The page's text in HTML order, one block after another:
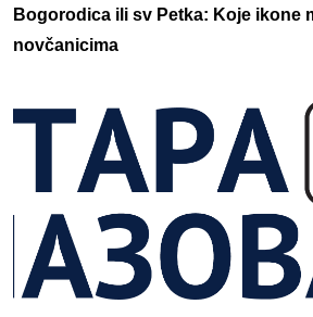
Bogorodica ili sv Petka: Koje ikone
novčanicima